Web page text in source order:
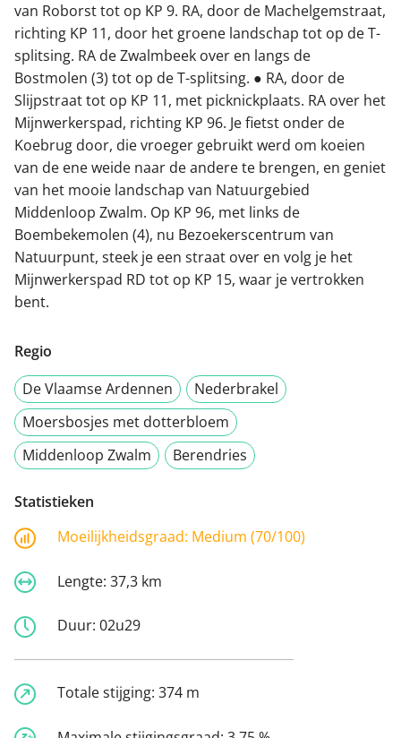
van Roborst tot op KP 9. RA, door de Machelgemstraat,
richting KP 11, door het groene landschap tot op de T-
splitsing. RA de Zwalmbeek over en langs de
Bostmolen (3) tot op de T-splitsing. ● RA, door de
Slijpstraat tot op KP 11, met picknickplaats. RA over het
Mijnwerkerspad, richting KP 96. Je fietst onder de
Koebrug door, die vroeger gebruikt werd om koeien
van de ene weide naar de andere te brengen, en geniet
van het mooie landschap van Natuurgebied
Middenloop Zwalm. Op KP 96, met links de
Boembekemolen (4), nu Bezoekerscentrum van
Natuurpunt, steek je een straat over en volg je het
Mijnwerkerspad RD tot op KP 15, waar je vertrokken
bent.
Regio
De Vlaamse Ardennen
Nederbrakel
Moersbosjes met dotterbloem
Middenloop Zwalm
Berendries
Statistieken
Moeilijkheidsgraad: Medium (70/100)
Lengte: 37,3 km
Duur: 02u29
Totale stijging: 374 m